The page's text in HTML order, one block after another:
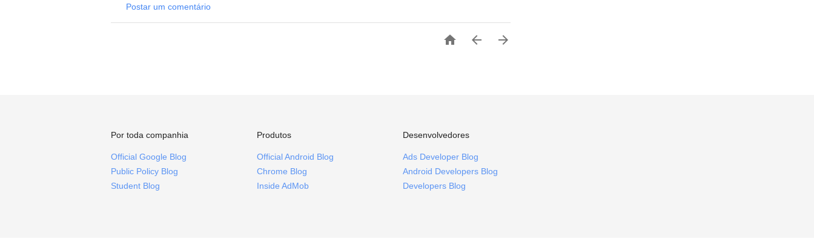
Postar um comentário
  
Por toda companhia
Official Google Blog
Public Policy Blog
Student Blog
Produtos
Official Android Blog
Chrome Blog
Inside AdMob
Desenvolvedores
Ads Developer Blog
Android Developers Blog
Developers Blog